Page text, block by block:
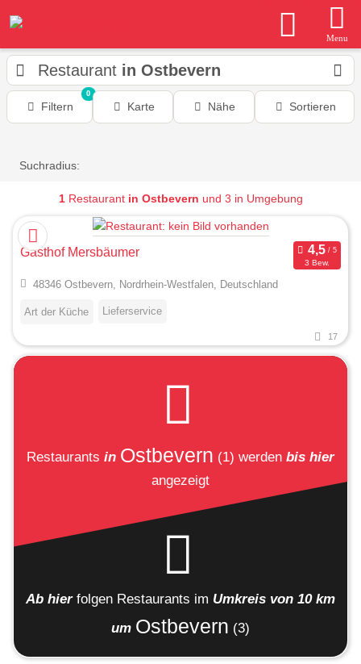
Menu
Restaurant in Ostbevern
Filtern
0
Karte Nähe Sortieren
Suchradius:
1Restaurant in Ostbevern und 3 in Umgebung
Gasthof Mersbäumer
3 Bew.
48346 Ostbevern, Nordrhein-Westfalen, Deutschland
Art der Küche Lieferservice
17
Restaurants in Ostbevern (1) werden bis hier
angezeigt
Ab hier folgen Restaurants im Umkreis von 10 km
um Ostbevern (3)